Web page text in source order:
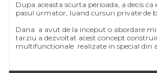
Dupa aceasta scurta perioada, a decis
pasul urmator, luand cursuri private de
Dana a avut de la inceput o abordare
tarziu a dezvoltat acest concept
multifunctionale realizate in special din